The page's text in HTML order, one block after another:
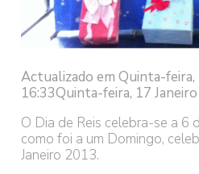
Actualizado em Quinta-feira,
16:33Quinta-feira, 17
O Dia de Reis celebra-se a 6
como foi a um Domingo,
Janeiro 2013.